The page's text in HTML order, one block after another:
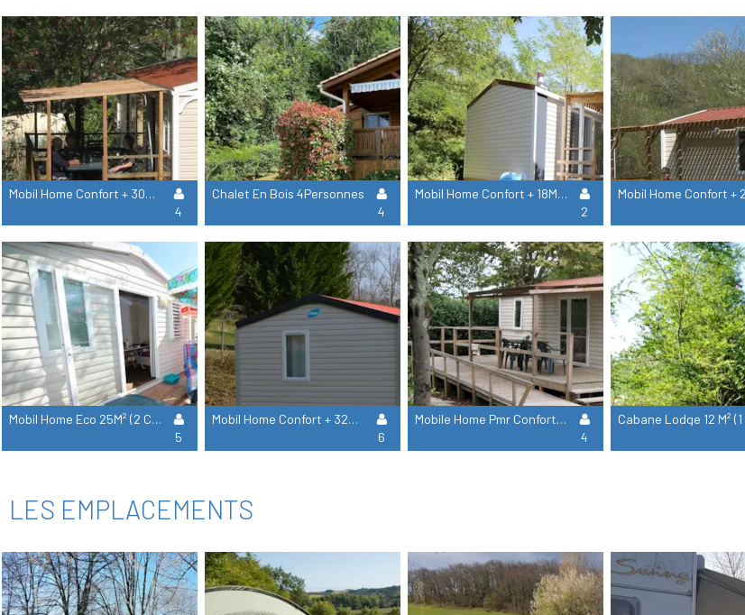
Mobil Home Confort + 30M² (2 Chambres) + Terrasse Couverte
4
Chalet En Bois 4Personnes
4
Mobil Home Confort + 18M² (1 Chambre)
2
Mobil Home Eco 25M² (2 Chambres) + Terrasse - Avec Wc, Sans Douche
5
Mobil Home Confort + 32M² (3 Chambres) + Terrasse Couverte
6
Mobile Home Pmr Confort + 30M² (2 Chambres) + Terrasse Couverte
4
LES EMPLACEMENTS